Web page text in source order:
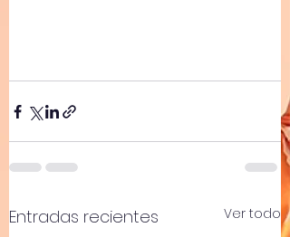
Entradas recientes Ver todo